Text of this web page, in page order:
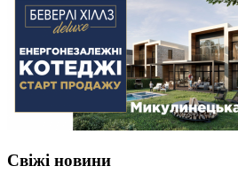
Свіжі новини